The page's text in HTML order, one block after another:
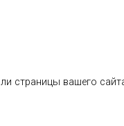
страницы вашего